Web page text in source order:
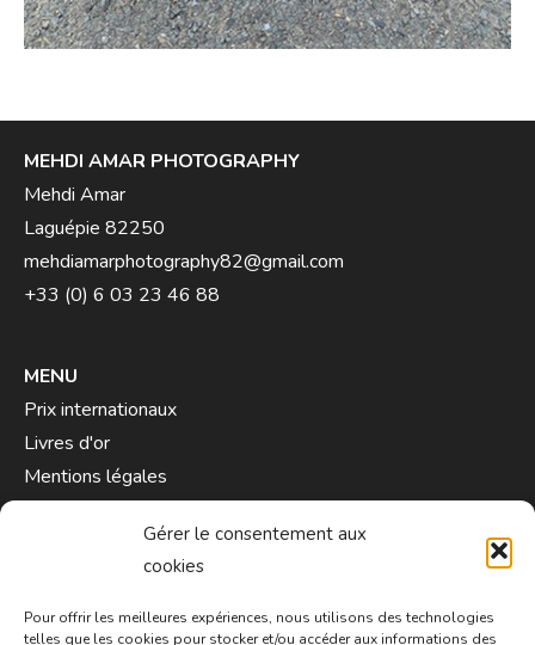
Gérer le consentement aux
cookies
Pour offrir les meilleures expériences, nous utilisons des technologies
telles que les cookies pour stocker et/ou accéder aux informations des
MEHDI AMAR PHOTOGRAPHY
Mehdi Amar
Laguépie 82250
mehdiamarphotography82@gmail.com
+33 (0) 6 03 23 46 88
MENU
Prix internationaux
Livres d'or
Mentions légales